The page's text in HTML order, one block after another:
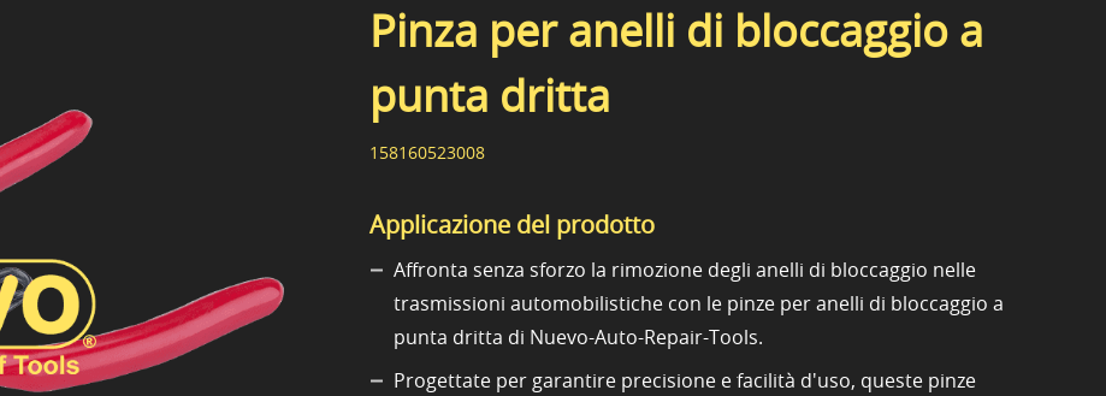
Pinza per anelli di bloccaggio a
punta dritta
158160523008
Applicazione del prodotto
Affronta senza sforzo la rimozione degli anelli di bloccaggio nelle
trasmissioni automobilistiche con le pinze per anelli di bloccaggio a
punta dritta di Nuevo-Auto-Repair-Tools.
Progettate per garantire precisione e facilità d'uso, queste pinze